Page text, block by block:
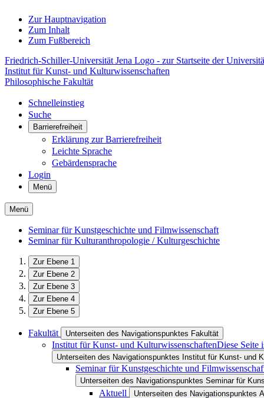
Zur Hauptnavigation
Zum Inhalt
Zum Fußbereich
Friedrich-Schiller-Universität Jena Logo - zur Startseite der
Institut für Kunst- und Kulturwissenschaften
Philosophische Fakultät
Schnelleinstieg
Suche
Barrierefreiheit
Erklärung zur Barrierefreiheit
Leichte Sprache
Gebärdensprache
Login
Menü
Menü
Seminar für Kunstgeschichte und Filmwissenschaft
Seminar für Kulturanthropologie / Kulturgeschichte
Zur Ebene 1
Zur Ebene 2
Zur Ebene 3
Zur Ebene 4
Zur Ebene 5
Fakultät Unterseiten des Navigationspunktes Fakultät
Institut für Kunst- und KulturwissenschaftenDiese Seite
Unterseiten des Navigationspunktes Institut für Kunst- und
Seminar für Kunstgeschichte und
Unterseiten des Navigationspunktes Seminar für
Aktuell Unterseiten des Navigationspunktes